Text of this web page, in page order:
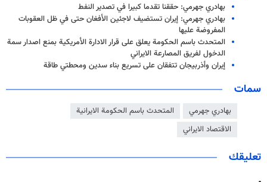
بهادري جهرمي: حققنا تقدما كبيرا في تصدير النفط
بهادري جهرمي: إيران تستضيف لاجئين الأفغان حتى في ظل العقوبات
المفروضة عليها
المتحدث باسم الحكومة يعلق على قرار الادارة الأمریكية بمنع اصدار سمة
الدخول لفريق المصارعة الايراني
إيران وأذربيجان تتفقان على تسريع بناء سدين ومحطتي طاقة
سمات
بهادري جهرمي
المتحدث باسم الحكومة الايرانية
الاقتصاد الايراني
تعليقك